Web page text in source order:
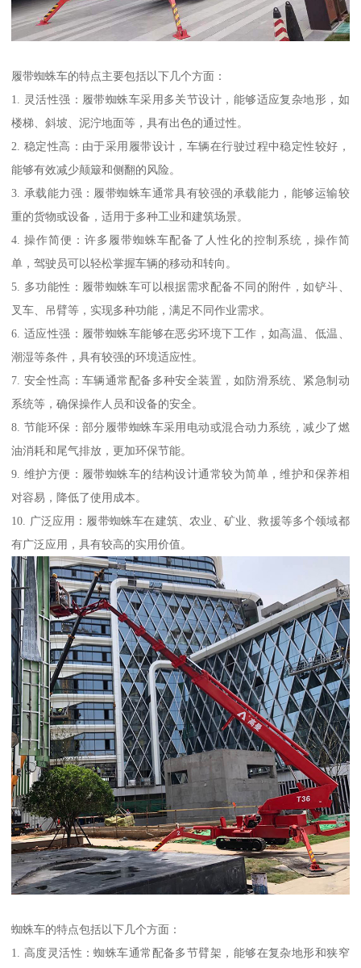
履带蜘蛛车的特点主要包括以下几个方面：
1. 灵活性强：履带蜘蛛车采用多关节设计，能够适应复杂地形，如
楼梯、斜坡、泥泞地面等，具有出色的通过性。
2. 稳定性高：由于采用履带设计，车辆在行驶过程中稳定性较好，
能够有效减少颠簸和侧翻的风险。
3. 承载能力强：履带蜘蛛车通常具有较强的承载能力，能够运输较
重的货物或设备，适用于多种工业和建筑场景。
4. 操作简便：许多履带蜘蛛车配备了人性化的控制系统，操作简
单，驾驶员可以轻松掌握车辆的移动和转向。
5. 多功能性：履带蜘蛛车可以根据需求配备不同的附件，如铲斗、
叉车、吊臂等，实现多种功能，满足不同作业需求。
6. 适应性强：履带蜘蛛车能够在恶劣环境下工作，如高温、低温、
潮湿等条件，具有较强的环境适应性。
7. 安全性高：车辆通常配备多种安全装置，如防滑系统、紧急制动
系统等，确保操作人员和设备的安全。
8. 节能环保：部分履带蜘蛛车采用电动或混合动力系统，减少了燃
油消耗和尾气排放，更加环保节能。
9. 维护方便：履带蜘蛛车的结构设计通常较为简单，维护和保养相
对容易，降低了使用成本。
10. 广泛应用：履带蜘蛛车在建筑、农业、矿业、救援等多个领域都
有广泛应用，具有较高的实用价值。
蜘蛛车的特点包括以下几个方面：
1. 高度灵活性：蜘蛛车通常配备多节臂架，能够在复杂地形和狭窄